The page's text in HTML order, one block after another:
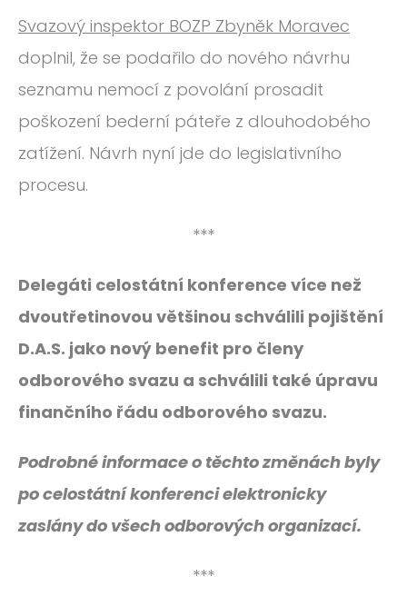
Svazový inspektor BOZP Zbyněk Moravec
doplnil, že se podařilo do nového návrhu
seznamu nemocí z povolání prosadit
poškození bederní páteře z dlouhodobého
zatížení. Návrh nyní jde do legislativního
procesu.
***
Delegáti celostátní konference více než
dvoutřetinovou většinou schválili pojištění
D.A.S. jako nový benefit pro členy
odborového svazu a schválili také úpravu
finančního řádu odborového svazu.
Podrobné informace o těchto změnách byly
po celostátní konferenci elektronicky
zaslány do všech odborových organizací.
***